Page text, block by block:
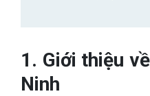
1. Giới thiệu
Ninh